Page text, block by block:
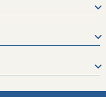
rede cabeada, slot de
amassados, manchas,